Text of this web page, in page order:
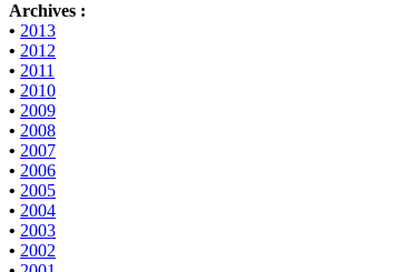
Archives :
• 2013
• 2012
• 2011
• 2010
• 2009
• 2008
• 2007
• 2006
• 2005
• 2004
• 2003
• 2002